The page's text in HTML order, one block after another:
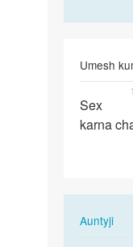
Umesh
Sex
karna
Sex
karna
AuntyjiIn